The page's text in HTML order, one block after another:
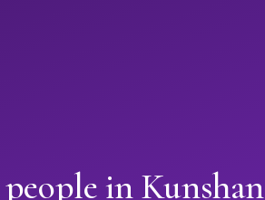
in Kunshan